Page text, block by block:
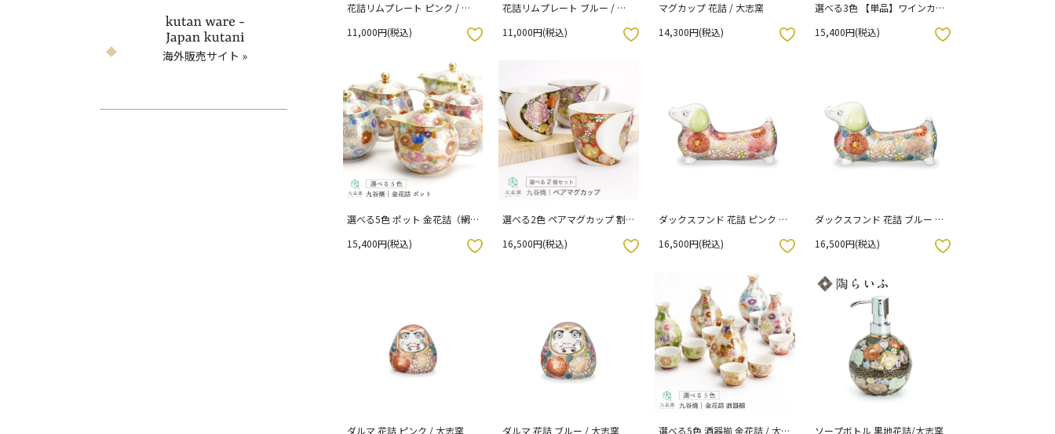
海外販売サイト »
花詰リムプレート ピンク / 大
11,000円(税込)
花詰リムプレート ブルー / 大
11,000円(税込)
お気に入りボタン
マグカップ 花詰 / 大志窯
14,300円(税込)
お気に入りボタン
選べる3色 【単品】ワインカッ
窯 （化粧箱入り）
15,400円(税込)
お気に入りボタン
選べる5色 ポット 金花詰（網
り）
15,400円(税込)
選べる2色 ペアマグカップ 割
（化粧箱入り）
16,500円(税込)
お気に入りボタン
ダックスフンド 花詰 ピンク /
16,500円(税込)
お気に入りボタン
ダックスフンド 花詰 ブルー /
16,500円(税込)
お気に入りボタン
ダルマ 花詰 ピンク / 大志窯
ダルマ 花詰 ブルー / 大志窯
選べる5色 酒器揃 金花詰 / 大志
ソープボトル 黒地花詰/大志窯